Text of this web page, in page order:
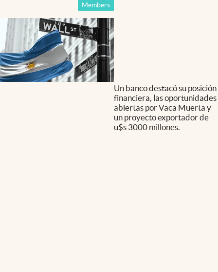
Members
Un banco destacó su posición
financiera, las oportunidades
abiertas por Vaca Muerta y
un proyecto exportador de
u$s 3000 millones.